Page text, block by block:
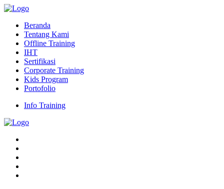
Beranda
Tentang Kami
Offline Training
IHT
Sertifikasi
Corporate Training
Kids Program
Portofolio
Info Training